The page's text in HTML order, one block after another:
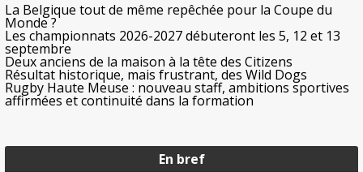
La Belgique tout de même repêchée pour la Coupe du
Monde ?
Les championnats 2026-2027 débuteront les 5, 12 et 13
septembre
Deux anciens de la maison à la tête des Citizens
Résultat historique, mais frustrant, des Wild Dogs
Rugby Haute Meuse : nouveau staff, ambitions sportives
affirmées et continuité dans la formation
En bref